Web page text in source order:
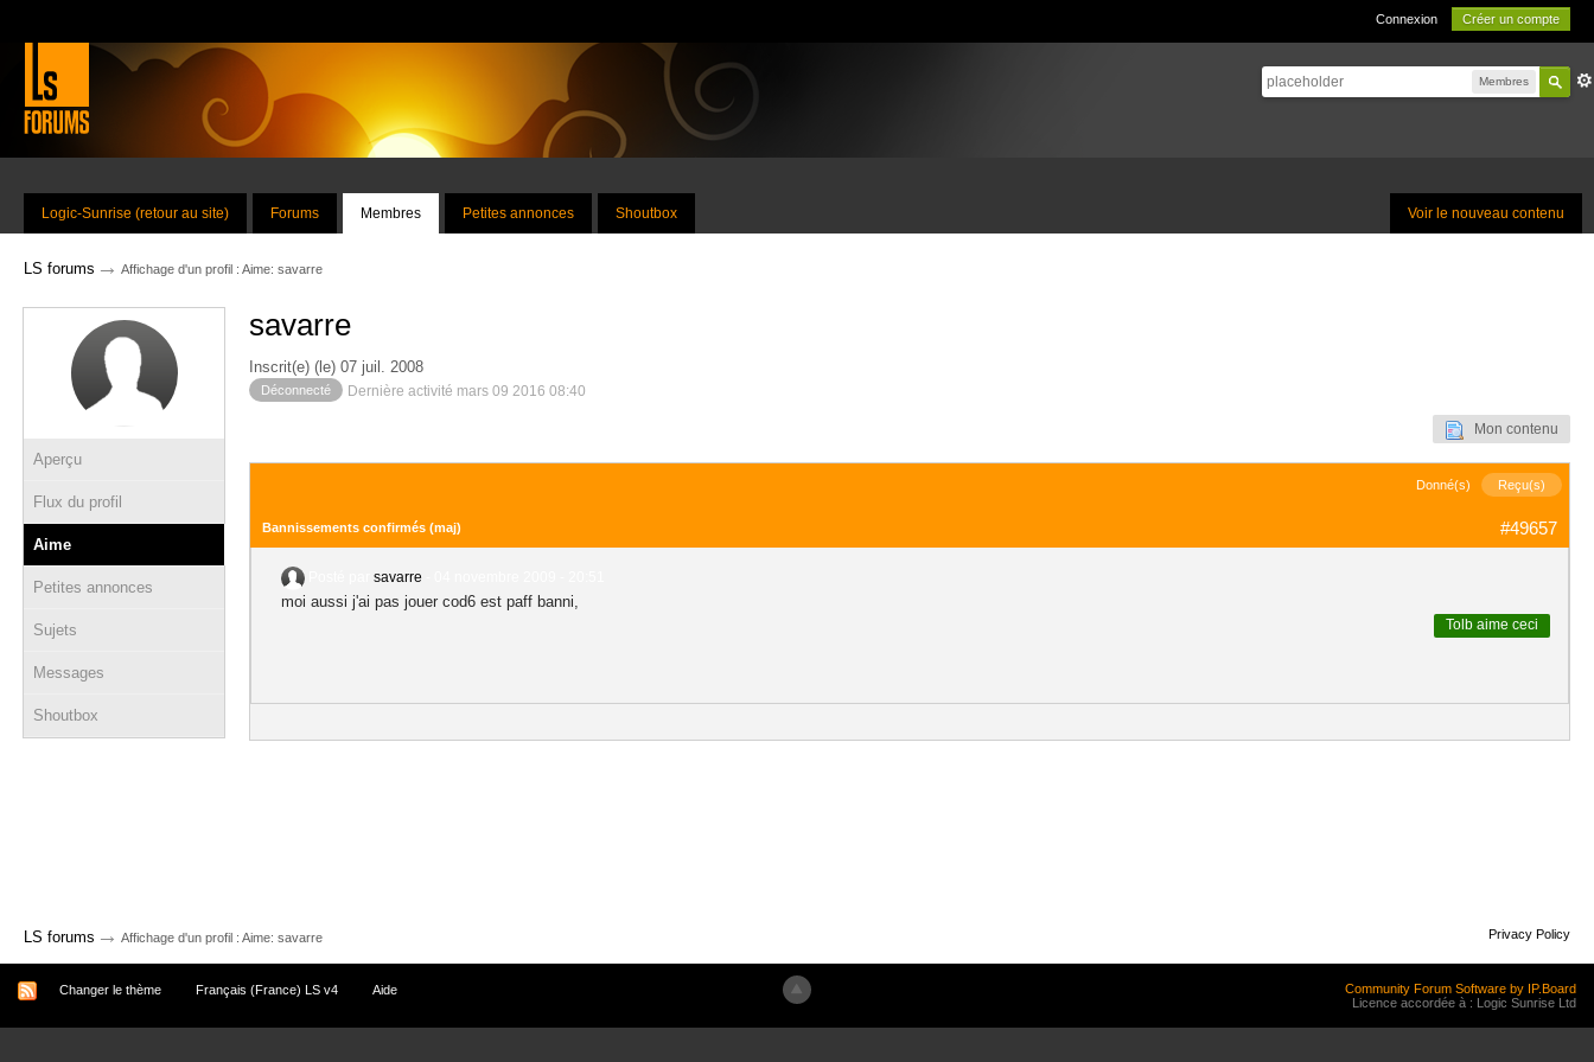
Connexion Créer un compte
Membres
Voir le nouveau contenu
Logic-Sunrise (retour au site) Forums Membres Petites annonces Shoutbox
LS forums → Affichage d'un profil : Aime: savarre
Aperçu
Flux du profil
Aime
Petites annonces
Sujets
Messages
Shoutbox
savarre
Inscrit(e) (le) 07 juil. 2008
Déconnecté Dernière activité mars 09 2016 08:40
Mon contenu
Donné(s) Reçu(s)
#49657
Bannissements confirmés (maj)
savarre
moi aussi j'ai pas jouer cod6 est paff banni,
Tolb aime ceci
LS forums → Affichage d'un profil : Aime: savarre Privacy Policy
Changer le thème Français (France) LS v4 Aide
Community Forum Software by IP.Board
Licence accordée à : Logic Sunrise Ltd